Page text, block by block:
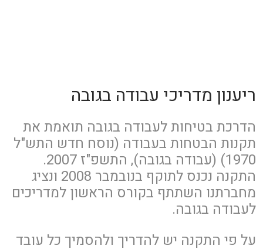
ריענון מדריכי עבודה בגובה
הדרכת בטיחות לעבודה בגובה תואמת את
תקנות הבטחות בעבודה (נוסח חדש התש"ל
1970) (עבודה בגובה), התשפ"ז 2007.
התקנה נכנס לתוקף בנובמבר 2008 ונציג
מחברתנו השתתף בקורס הראשון למדריכים
לעבודה בגובה.
על פי התקנה יש להדריך ולהסמיך כל עובד